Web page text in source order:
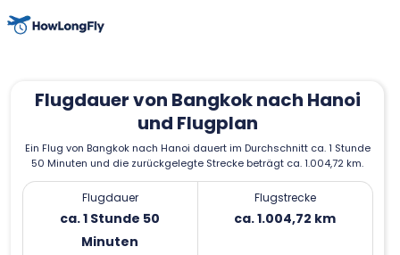
Flugdauer von Bangkok nach Hanoi
und Flugplan
Ein Flug von Bangkok nach Hanoi dauert im Durchschnitt ca. 1 Stunde
50 Minuten und die zurückgelegte Strecke beträgt ca. 1.004,72 km.
Flugdauer
ca. 1 Stunde 50
Minuten
Flugstrecke
ca. 1.004,72 km